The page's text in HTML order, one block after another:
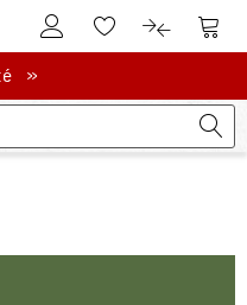
Vers le compte client
Vers la liste
Vers le
»